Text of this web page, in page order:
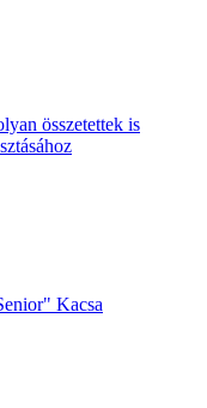
összetettek is
Kacsa